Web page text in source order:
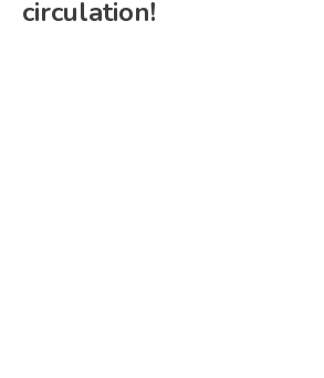
circulation!